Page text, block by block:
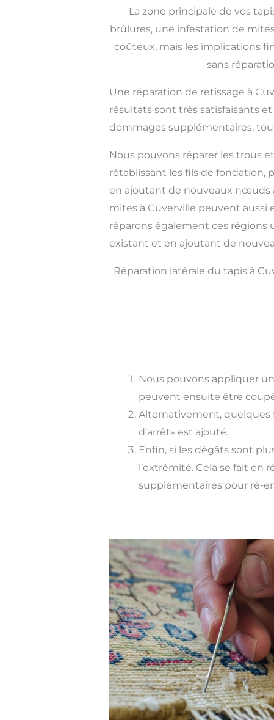
La zone principale de vos
brûlures, une infestation de
coûteux, mais les implications
sans
Une réparation de retissage à
résultats sont très satisfaisants
dommages supplémentaires,
Nous pouvons réparer les trous
rétablissant les fils de fondation,
en ajoutant de nouveaux nœuds
mites à Cuverville peuvent
réparons également ces régions
existant et en ajoutant de
Réparation latérale du tapis à
Nous pouvons appliquer
peuvent ensuite être
Alternativement, quelques
d’arrêt» est ajouté.
Enfin, si les dégâts sont
l’extrémité. Cela se fait
supplémentaires pour ré-